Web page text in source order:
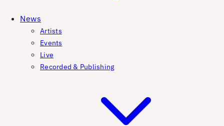
News
Artists
Events
Live
Recorded & Publishing